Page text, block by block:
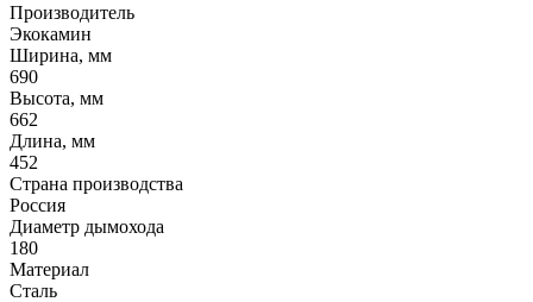
Производитель
Экокамин
Ширина, мм
690
Высота, мм
662
Длина, мм
452
Страна производства
Россия
Диаметр дымохода
180
Материал
Сталь